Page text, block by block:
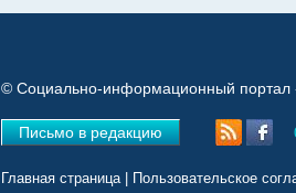
© Социально-информационный портал
Письмо в редакцию
Главная страница| Пользовательское